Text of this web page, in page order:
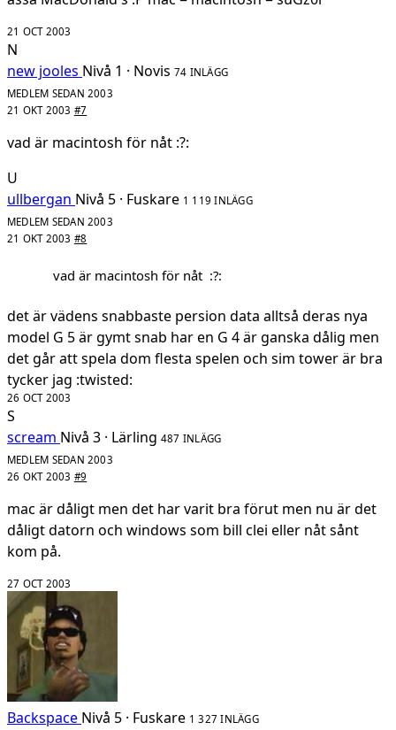
21 OCT 2003
N
new jooles Nivå 1 · Novis 74 INLÄGG
MEDLEM SEDAN 2003
21 OKT 2003 #7
vad är macintosh för nåt :?:
U
ullbergan Nivå 5 · Fuskare 1 119 INLÄGG
MEDLEM SEDAN 2003
21 OKT 2003 #8
vad är macintosh för nåt :?:
det är vädens snabbaste persion data alltså deras nya
model G 5 är gymt snab har en G 4 är ganska dålig men
det går att spela dom flesta spelen och sim tower är bra
tycker jag :twisted:
26 OCT 2003
S
scream Nivå 3 · Lärling 487 INLÄGG
MEDLEM SEDAN 2003
26 OKT 2003 #9
mac är dåligt men det har varit bra förut men nu är det
dåligt datorn och windows som bill clei eller nåt sånt
kom på.
27 OCT 2003
Backspace Nivå 5 · Fuskare 1 327 INLÄGG